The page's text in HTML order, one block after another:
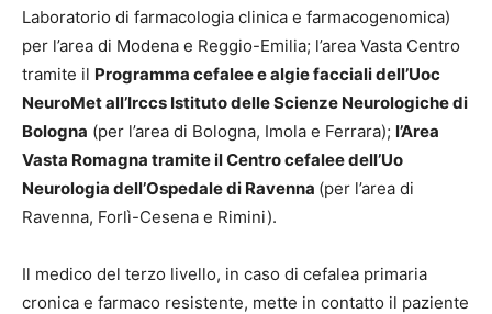
Laboratorio di farmacologia clinica e farmacogenomica)
per l’area di Modena e Reggio-Emilia; l’area Vasta Centro
tramite il Programma cefalee e algie facciali dell’Uoc
NeuroMet all’Irccs Istituto delle Scienze Neurologiche di
Bologna (per l’area di Bologna, Imola e Ferrara); l’Area
Vasta Romagna tramite il Centro cefalee dell’Uo
Neurologia dell’Ospedale di Ravenna (per l’area di
Ravenna, Forlì-Cesena e Rimini).
Il medico del terzo livello, in caso di cefalea primaria
cronica e farmaco resistente, mette in contatto il paziente